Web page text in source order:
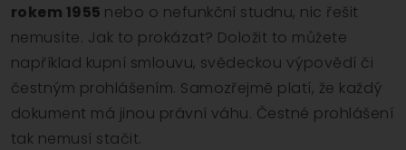
rokem 1955 nebo o nefunkční studnu, nic řešit
nemusíte. Jak to prokázat? Doložit to můžete
například kupní smlouvu, svědeckou výpovědí či
čestným prohlášením. Samozřejmě platí, že každý
dokument má jinou právní váhu. Čestné prohlášení
tak nemusí stačit.